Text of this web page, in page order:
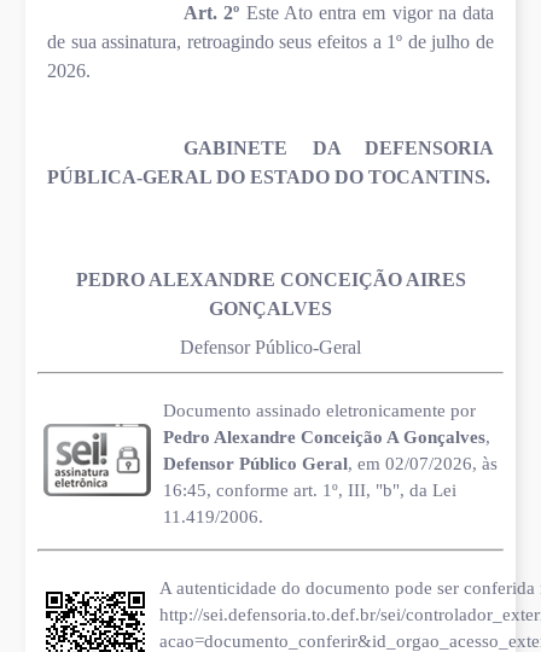
Art. 2º Este Ato entra em vigor na data
de sua assinatura, retroagindo seus efeitos a 1º de julho de
2026.
GABINETE DA DEFENSORIA
PÚBLICA-GERAL DO ESTADO DO TOCANTINS.
PEDRO ALEXANDRE CONCEIÇÃO AIRES
GONÇALVES
Defensor Público-Geral
Documento assinado eletronicamente por
Pedro Alexandre Conceição A Gonçalves,
Defensor Público Geral, em 02/07/2026, às
16:45, conforme art. 1º, III, "b", da Lei
11.419/2006.
A autenticidade do documento pode ser conferida
http://sei.defensoria.to.def.br/sei/